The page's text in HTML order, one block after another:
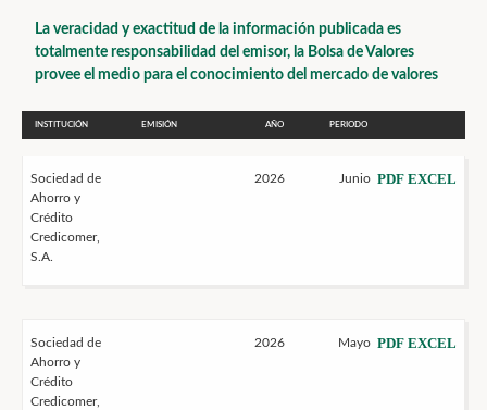
La veracidad y exactitud de la información publicada es
totalmente responsabilidad del emisor, la Bolsa de Valores
provee el medio para el conocimiento del mercado de valores
INSTITUCIÓN EMISIÓN AÑO PERIODO
Sociedad de
Ahorro y
Crédito
Credicomer,
S.A.
2026 Junio PDF EXCEL
Sociedad de
Ahorro y
Crédito
Credicomer,
2026 Mayo PDF EXCEL